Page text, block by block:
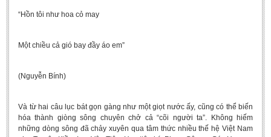
Scholarship Fund
STUDENT ACTIVITIES
Calligraphy Club
“Hồn tôi như hoa cỏ may
Một chiều cả gió bay đầy áo em”
(Nguyễn Bính)
Và từ hai câu lục bát gọn gàng như một giọt nước ấy, cũng có thể biến
hóa thành giòng sông chuyên chở cả “cõi người ta”. Không hiếm
những dòng sông đã chảy xuyên qua tâm thức nhiều thế hệ Việt Nam